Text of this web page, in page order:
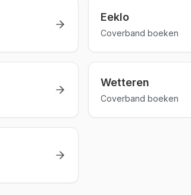
Eeklo
Coverband boeken
Wetteren
Coverband boeken